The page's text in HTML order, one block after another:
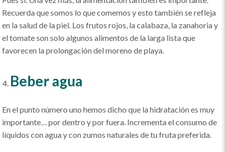
Recuerda que somos lo que comemos y esto también se refleja
en la salud de la piel. Los frutos rojos, la calabaza, la zanahoria y
el tomate son solo algunos alimentos de la larga lista que
favorecen la prolongación del moreno de playa.
Beber agua
En el punto número uno hemos dicho que la hidratación es muy
importante… por dentro y por fuera. Incrementa el consumo de
líquidos con agua y con zumos naturales de tu fruta preferida.